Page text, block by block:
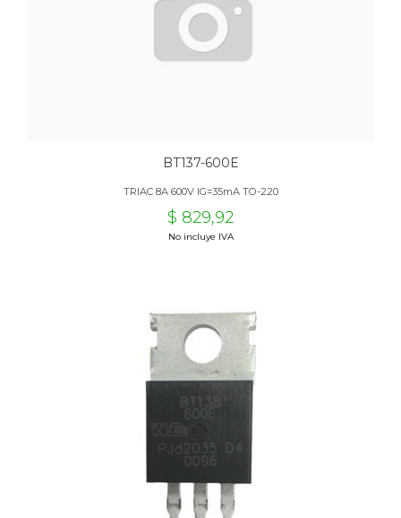
BT137-600E
TRIAC 8A 600V IG=35mA TO-220
$ 829,92
No incluye IVA